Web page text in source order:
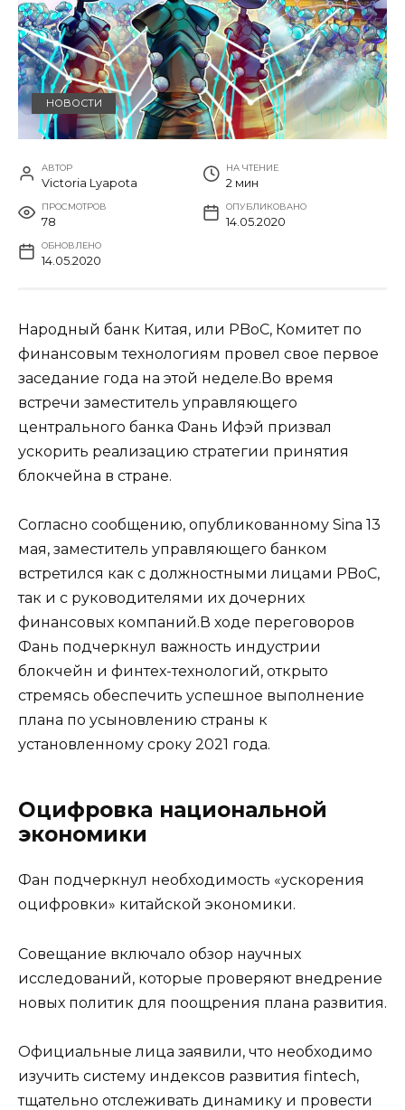
НОВОСТИ
АВТОР
Victoria Lyapota
НА ЧТЕНИЕ
2 мин
ПРОСМОТРОВ
78
ОПУБЛИКОВАНО
14.05.2020
ОБНОВЛЕНО
14.05.2020
Народный банк Китая, или PBoC, Комитет по
финансовым технологиям провел свое первое
заседание года на этой неделе.Во время
встречи заместитель управляющего
центрального банка Фань Ифэй призвал
ускорить реализацию стратегии принятия
блокчейна в стране.
Согласно сообщению, опубликованному Sina 13
мая, заместитель управляющего банком
встретился как с должностными лицами PBoC,
так и с руководителями их дочерних
финансовых компаний.В ходе переговоров
Фань подчеркнул важность индустрии
блокчейн и финтех-технологий, открыто
стремясь обеспечить успешное выполнение
плана по усыновлению страны к
установленному сроку 2021 года.
Оцифровка национальной
экономики
Фан подчеркнул необходимость «ускорения
оцифровки» китайской экономики.
Совещание включало обзор научных
исследований, которые проверяют внедрение
новых политик для поощрения плана развития.
Официальные лица заявили, что необходимо
изучить систему индексов развития fintech,
тщательно отслеживать динамику и провести